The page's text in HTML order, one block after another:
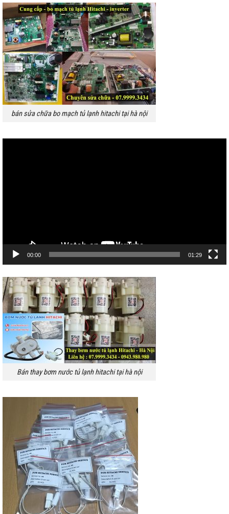
bán sửa chữa bo mạch tủ lạnh hitachi tại hà nội
00:00 01:29
Bán thay bơm nước tủ lạnh hitachi tại hà nội